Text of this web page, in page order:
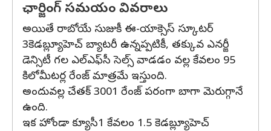
ఛార్జింగ్ సమయం వివరాలు
అయితే రాబోయే సుజుకీ ఈ-యాక్సెస్ స్కూటర్
3కెడబ్ల్యూహెచ్ బ్యాటరీ ఉన్నప్పటికీ, తక్కువ ఎనర్జీ
డెన్సిటీ గల ఎల్‌ఎఫ్‌సీ సెల్స్ వాడడం వల్ల కేవలం 95
కిలోమీటర్ల రేంజ్ మాత్రమే ఇస్తుంది.
అందువల్ల చేతక్ 3001 రేంజ్ పరంగా బాగా మెరుగ్గానే
ఉంది.
ఇక హోండా క్యూసీ1 కేవలం 1.5 కెడబ్ల్యూహెచ్